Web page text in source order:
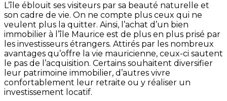
L’île éblouit ses visiteurs par sa beauté naturelle et
son cadre de vie. On ne compte plus ceux qui ne
veulent plus la quitter. Ainsi, l’achat d’un bien
immobilier à l’île Maurice est de plus en plus prisé par
les investisseurs étrangers. Attirés par les nombreux
avantages qu’offre la vie mauricienne, ceux-ci sautent
le pas de l’acquisition. Certains souhaitent diversifier
leur patrimoine immobilier, d’autres vivre
confortablement leur retraite ou y réaliser un
investissement locatif.